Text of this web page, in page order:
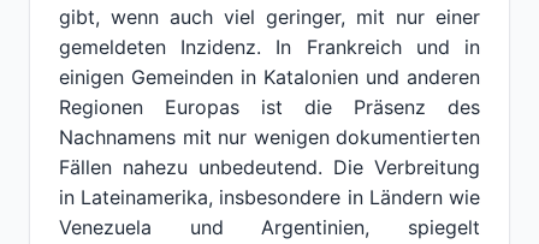
gibt, wenn auch viel geringer, mit nur einer
gemeldeten Inzidenz. In Frankreich und in
einigen Gemeinden in Katalonien und anderen
Regionen Europas ist die Präsenz des
Nachnamens mit nur wenigen dokumentierten
Fällen nahezu unbedeutend. Die Verbreitung
in Lateinamerika, insbesondere in Ländern wie
Venezuela und Argentinien, spiegelt